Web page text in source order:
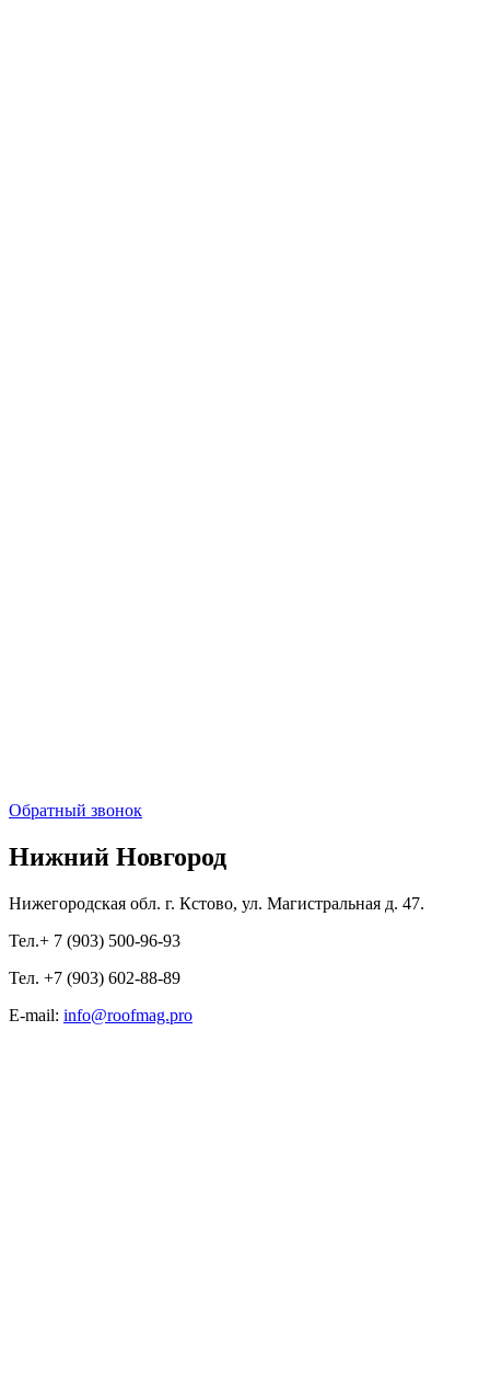
Обратный звонок
Нижний Новгород
Нижегородская обл. г. Кстово, ул. Магистральная д. 47.
Тел.+ 7 (903) 500-96-93
Тел. +7 (903) 602-88-89
E-mail: info@roofmag.pro